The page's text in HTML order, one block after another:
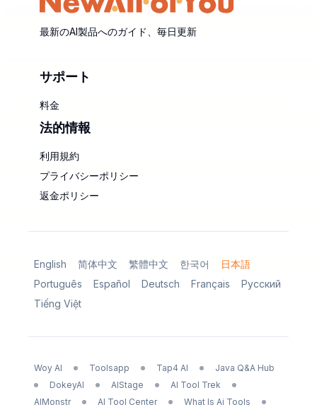
最新のAI製品へのガイド、毎日更新
サポート
料金
法的情報
利用規約
プライバシーポリシー
返金ポリシー
English 简体中文 繁體中文 한국어
日本語
Português
Español Deutsch Français
Русский
Tiếng Việt
Woy AI Toolsapp Tap4 AI
Java Q&A Hub
DokeyAI
AIStage
AI Tool Trek
AIMonstr
AI Tool Center What Is Ai Tools